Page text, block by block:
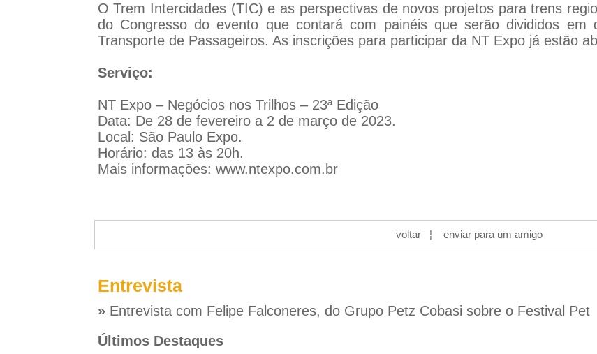
O Trem Intercidades (TIC) e as perspectivas de novos projetos para trens
do Congresso do evento que contará com painéis que serão divididos em
Transporte de Passageiros. As inscrições para participar da NT Expo já estão
Serviço:
NT Expo – Negócios nos Trilhos – 23ª Edição
Data: De 28 de fevereiro a 2 de março de 2023.
Local: São Paulo Expo.
Horário: das 13 às 20h.
Mais informações: www.ntexpo.com.br
voltar ¦ enviar para um amigo
Entrevista
» Entrevista com Felipe Falconeres, do Grupo Petz Cobasi sobre o Festival Pet
Últimos Destaques